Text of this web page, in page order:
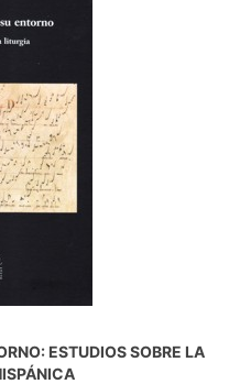
ESTUDIOS SOBRE LA